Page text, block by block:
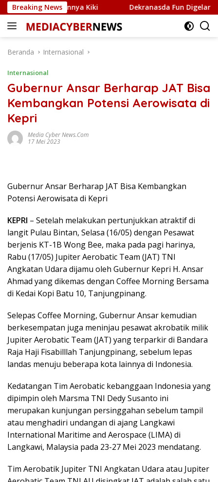
Langsung
ke
konten
Breaking News
Jaringannya Kiki Dekranasda Fun Digelar di
Beranda Internasional
Internasional
Gubernur Ansar Berharap JAT Bisa
Kembangkan Potensi Aerowisata di
Kepri
Media Cyber News.Com
17 Mei 2023
Gubernur Ansar Berharap JAT Bisa Kembangkan
Potensi Aerowisata di Kepri
KEPRI – Setelah melakukan pertunjukkan atraktif di
langit Pulau Bintan, Selasa (16/05) dengan Pesawat
berjenis KT-1B Wong Bee, maka pada pagi harinya,
Rabu (17/05) Jupiter Aerobatic Team (JAT) TNI
Angkatan Udara dijamu oleh Gubernur Kepri H. Ansar
Ahmad yang dikemas dengan Coffee Morning Bersama
di Kedai Kopi Batu 10, Tanjungpinang.
Selepas Coffee Morning, Gubernur Ansar kemudian
berkesempatan juga meninjau pesawat akrobatik milik
Jupiter Aerobatic Team (JAT) yang terparkir di Bandara
Raja Haji Fisabilllah Tanjungpinang, sebelum lepas
landas menuju beberapa kota lainnya di Indonesia.
Kedatangan Tim Aerobatic kebanggaan Indonesia yang
dipimpin oleh Marsma TNI Dedy Susanto ini
merupakan kunjungan persinggahan sebelum tampil
atau menghadiri undangan di ajang Langkawi
International Maritime and Aerospace (LIMA) di
Langkawi, Malaysia pada 23-27 Mei 2023 mendatang.
Tim Aerobatik Jupiter TNI Angkatan Udara atau Jupiter